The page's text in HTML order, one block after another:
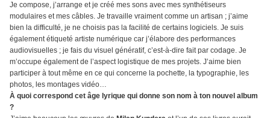
Je compose, j’arrange et je créé mes sons avec mes synthétiseurs
modulaires et mes câbles. Je travaille vraiment comme un artisan ; j’aime
bien la difficulté, je ne choisis pas la facilité de certains logiciels. Je suis
également étiqueté artiste numérique car j’élabore des performances
audiovisuelles ; je fais du visuel génératif, c’est-à-dire fait par codage. Je
m’occupe également de l’aspect logistique de mes projets. J’aime bien
participer à tout même en ce qui concerne la pochette, la typographie, les
photos, les montages vidéo…
À quoi correspond cet âge lyrique qui donne son nom à ton nouvel album
?